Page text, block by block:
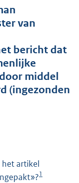
van
bericht dat
middel
(ingezonden
het artikel
1